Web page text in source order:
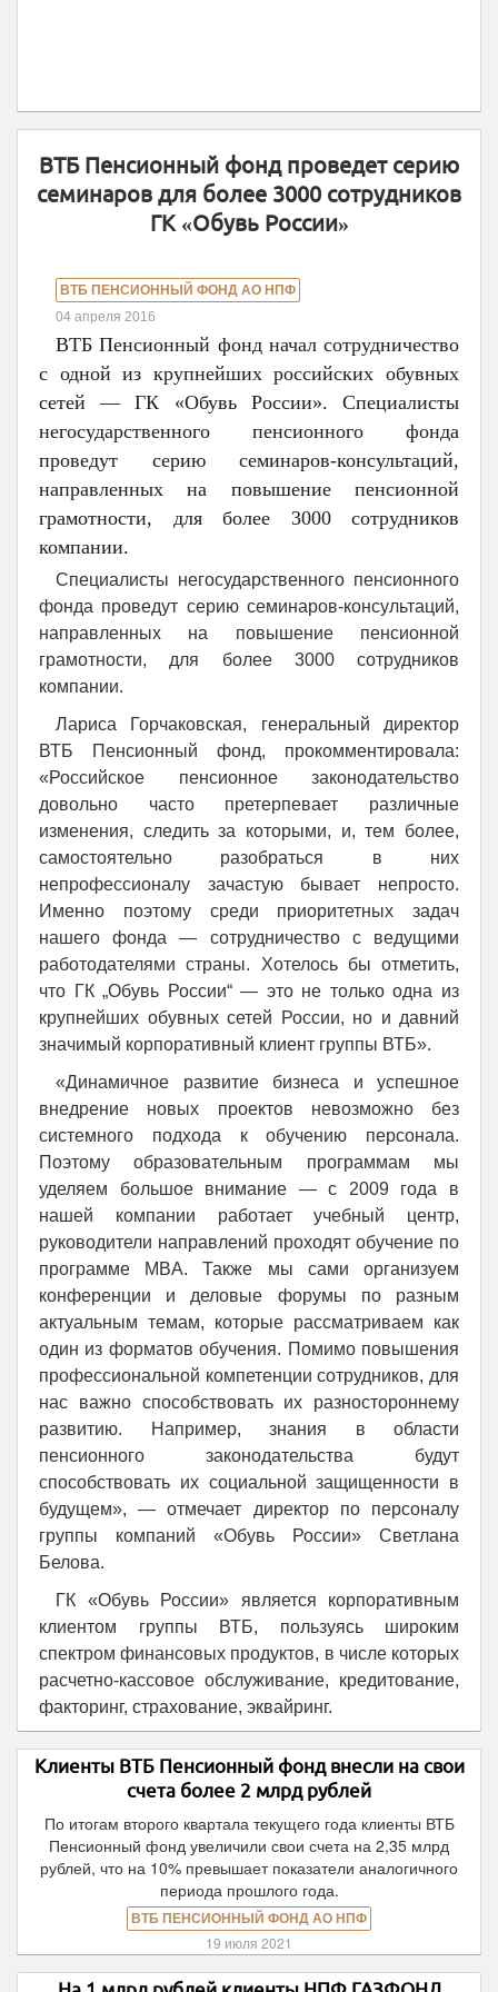
ВТБ Пенсионный фонд проведет серию
семинаров для более 3000 сотрудников
ГК «Обувь России»
ВТБ ПЕНСИОННЫЙ ФОНД АО НПФ
04 апреля 2016
ВТБ Пенсионный фонд начал сотрудничество
с одной из крупнейших российских обувных
сетей — ГК «Обувь России». Специалисты
негосударственного пенсионного фонда
проведут серию семинаров-консультаций,
направленных на повышение пенсионной
грамотности, для более 3000 сотрудников
компании.
Специалисты негосударственного пенсионного
фонда проведут серию семинаров-консультаций,
направленных на повышение пенсионной
грамотности, для более 3000 сотрудников
компании.
Лариса Горчаковская, генеральный директор
ВТБ Пенсионный фонд, прокомментировала:
«Российское пенсионное законодательство
довольно часто претерпевает различные
изменения, следить за которыми, и, тем более,
самостоятельно разобраться в них
непрофессионалу зачастую бывает непросто.
Именно поэтому среди приоритетных задач
нашего фонда — сотрудничество с ведущими
работодателями страны. Хотелось бы отметить,
что ГК „Обувь России“ — это не только одна из
крупнейших обувных сетей России, но и давний
значимый корпоративный клиент группы ВТБ».
«Динамичное развитие бизнеса и успешное
внедрение новых проектов невозможно без
системного подхода к обучению персонала.
Поэтому образовательным программам мы
уделяем большое внимание — с 2009 года в
нашей компании работает учебный центр,
руководители направлений проходят обучение по
программе MBA. Также мы сами организуем
конференции и деловые форумы по разным
актуальным темам, которые рассматриваем как
один из форматов обучения. Помимо повышения
профессиональной компетенции сотрудников, для
нас важно способствовать их разностороннему
развитию. Например, знания в области
пенсионного законодательства будут
способствовать их социальной защищенности в
будущем», — отмечает директор по персоналу
группы компаний «Обувь России» Светлана
Белова.
ГК «Обувь России» является корпоративным
клиентом группы ВТБ, пользуясь широким
спектром финансовых продуктов, в числе которых
расчетно-кассовое обслуживание, кредитование,
факторинг, страхование, эквайринг.
Клиенты ВТБ Пенсионный фонд внесли на свои
счета более 2 млрд рублей
По итогам второго квартала текущего года клиенты ВТБ
Пенсионный фонд увеличили свои счета на 2,35 млрд
рублей, что на 10% превышает показатели аналогичного
периода прошлого года.
ВТБ ПЕНСИОННЫЙ ФОНД АО НПФ
19 июля 2021